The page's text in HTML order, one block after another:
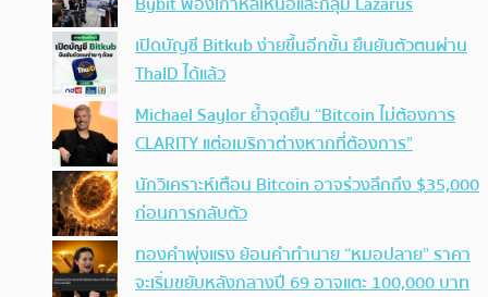
เปิดบัญชี Bitkub ง่ายขึ้นอีกขั้น ยืนยันตัวตนผ่าน
ThaID ได้แล้ว
Michael Saylor ย้ำจุดยืน “Bitcoin ไม่ต้องการ
CLARITY แต่อเมริกาต่างหากที่ต้องการ”
นักวิเคราะห์เตือน Bitcoin อาจร่วงลึกถึง $35,000
ก่อนการกลับตัว
ทองคำพุ่งแรง ย้อนคำทำนาย “หมอปลาย” ราคา
จะเริ่มขยับหลังกลางปี 69 อาจแตะ 100,000 บาท